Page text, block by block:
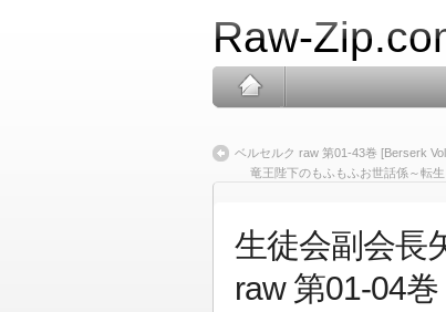
Raw-
ベルセルク raw 第01-43巻 [Berserk
竜王陛下のもふもふお世話係～転
生徒会副会長
raw 第01-04